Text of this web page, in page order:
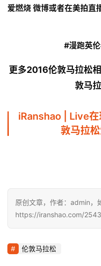
爱燃烧 微博或者在美拍直
#漫跑英
更多2016伦敦马拉松
敦马
iRanshao | Live
敦马拉
原创文章，作者：admin，
https://iranshao.com/
伦敦马拉松